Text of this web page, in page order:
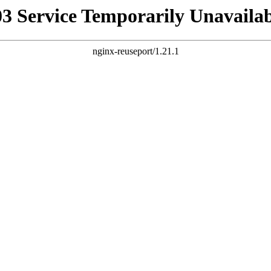
Service Temporarily
nginx-reuseport/1.21.1